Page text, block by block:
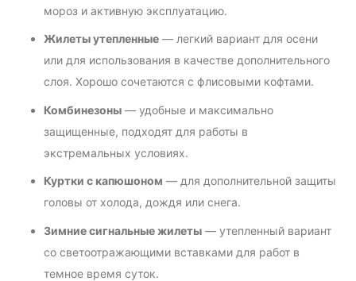
мороз и активную эксплуатацию.
Жилеты утепленные — легкий вариант для осени
или для использования в качестве дополнительного
слоя. Хорошо сочетаются с флисовыми кофтами.
Комбинезоны — удобные и максимально
защищенные, подходят для работы в
экстремальных условиях.
Куртки с капюшоном — для дополнительной защиты
головы от холода, дождя или снега.
Зимние сигнальные жилеты — утепленный вариант
со светоотражающими вставками для работ в
темное время суток.